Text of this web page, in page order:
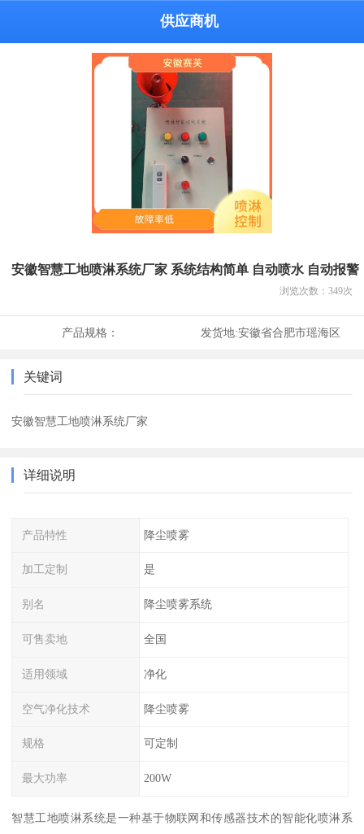
供应商机
安徽智慧工地喷淋系统厂家 系统结构简单 自动喷水 自动报警
浏览次数： 349次
产品规格： 发货地:安徽省合肥市瑶海区
关键词
安徽智慧工地喷淋系统厂家
详细说明
产品特性 降尘喷雾
加工定制 是
别名 降尘喷雾系统
可售卖地 全国
适用领域 净化
空气净化技术 降尘喷雾
规格 可定制
最大功率 200W
智慧工地喷淋系统是一种基于物联网和传感器技术的智能化喷淋系